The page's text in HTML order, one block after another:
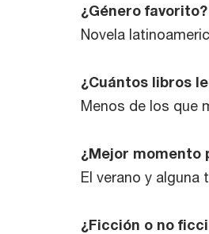
¿Género favorito?
Novela
¿Cuántos libros
Menos de los que
¿Mejor momento
El verano y
¿Ficción o no